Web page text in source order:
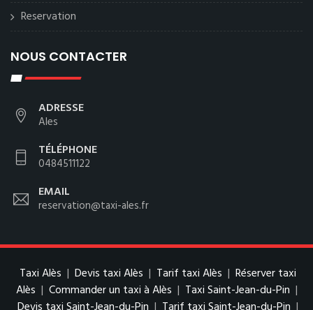
Reservation
NOUS CONTACTER
ADRESSE
Ales
TÉLÉPHONE
0484511122
EMAIL
reservation@taxi-ales.fr
Taxi Alès | Devis taxi Alès | Tarif taxi Alès | Réserver taxi
Alès | Commander un taxi à Alès | Taxi Saint-Jean-du-Pin |